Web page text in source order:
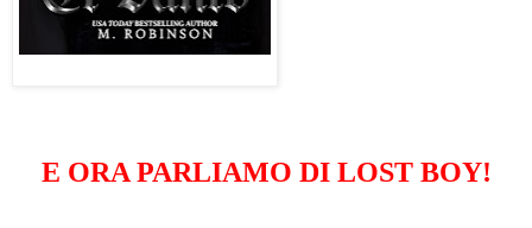
E ORA PARLIAMO DI LOST BOY!